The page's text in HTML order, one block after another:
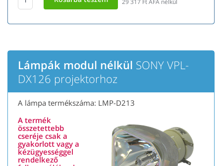
29 317 Ft ÁFA nélkül
Lámpák modul nélkül SONY VPL-
DX126 projektorhoz
A lámpa termékszáma: LMP-D213
A termék
összetettebb
cseréje csak a
gyakorlott vagy a
kézügyességgel
rendelkező